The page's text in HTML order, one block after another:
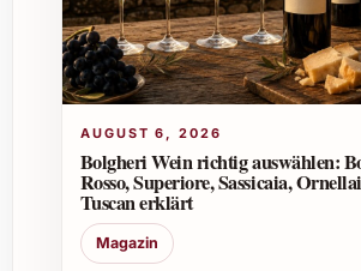
Ja, der Likör verfeinert
Desserts und kann beim Backen
intensives Kakaoaroma
Zusätzliche Tipps und Vorteile
und berufliche Anlässe
Bei Sommerfesten
seine fruchtige Kakaonote
AUGUST 6, 2026
Bolgheri Wein richtig auswählen:
Rosso, Superiore, Sassicaia,
Tuscan erklärt
Magazin